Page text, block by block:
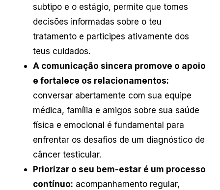
subtipo e o estágio, permite que tomes
decisões informadas sobre o teu
tratamento e participes ativamente dos
teus cuidados.
A comunicação sincera promove o apoio
e fortalece os relacionamentos:
conversar abertamente com sua equipe
médica, família e amigos sobre sua saúde
física e emocional é fundamental para
enfrentar os desafios de um diagnóstico de
câncer testicular.
Priorizar o seu bem-estar é um processo
contínuo: acompanhamento regular,